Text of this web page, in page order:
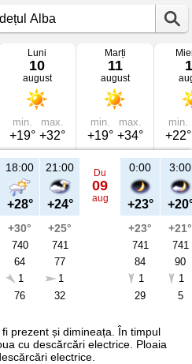
Luni
10
august
min.
+19°
max.
+32°
Marți
11
august
min.
+19°
max.
+34°
min.
+22°
18:00
+28°
+30°
740
64
1
76
21:00
+24°
+25°
741
77
1
32
Du
09
aug
0:00
+23°
+23°
741
84
1
29
3:00
+21°
741
90
1
5
prezent și dimineața. În timpul
cu descărcări electrice. Ploaia
electrice.